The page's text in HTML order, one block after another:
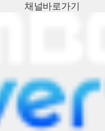
채널바로가기